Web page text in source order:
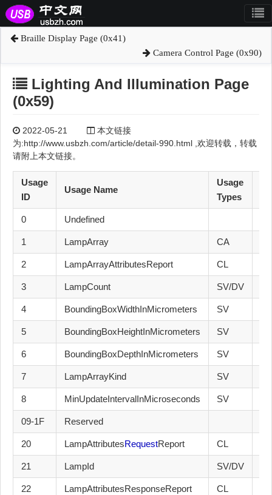
Braille Display Page (0x41)
Camera Control Page (0x90)
Lighting And Illumination Page
(0x59)
2022-05-21
本文链接
为:http://www.usbzh.com/article/detail-990.html ,欢迎转载，转载
请附上本文链接。
Usage
ID
Usage Name
Usage
Types
0 Undefined
1 LampArray CA
2 LampArrayAttributesReport CL
3 LampCount SV/DV
4 BoundingBoxWidthInMicrometers SV
5 BoundingBoxHeightInMicrometers SV
6 BoundingBoxDepthInMicrometers SV
7 LampArrayKind SV
8 MinUpdateIntervalInMicroseconds SV
09-1F Reserved
20 LampAttributesRequestReport CL
21 LampId SV/DV
22 LampAttributesResponseReport CL